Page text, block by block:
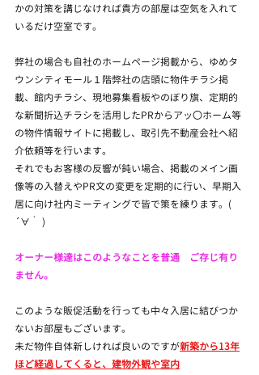
かの対策を講じなければ貴方の部屋は空気を入れて
いるだけ空室です。
弊社の場合も自社のホームページ掲載から、ゆめタ
ウンシティモール１階弊社の店頭に物件チラシ掲
載、館内チラシ、現地募集看板やのぼり旗、定期的
な新聞折込チラシを活用したPRからアッ〇ホーム等
の物件情報サイトに掲載し、取引先不動産会社へ紹
介依頼等を行います。
それでもお客様の反響が鈍い場合、掲載のメイン画
像等の入替えやPR文の変更を定期的に行い、早期入
居に向け社内ミーティングで皆で策を練ります。(
´∀｀ )
オーナー様達はこのようなことを普通　ご存じ有り
ません。
このような販促活動を行っても中々入居に結びつか
ないお部屋もございます。
未だ物件自体新しければ良いのですが新築から13年
ほど経過してくると、建物外観や室内